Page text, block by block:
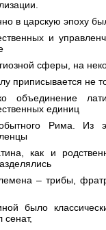
в царскую эпоху
и
сферы, на
приписывается не
объединение
единиц
Рима. Из
как и
– трибы,
было
сенат,